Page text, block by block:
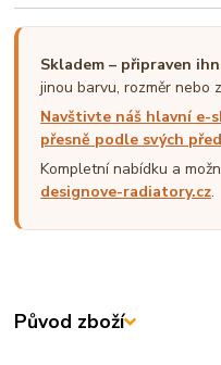
Skladem – připraven
jinou barvu, rozměr nebo
Navštivte náš hlavní e-
přesně podle svých
Kompletní nabídku a
designove-radiatory.cz.
Původ zboží